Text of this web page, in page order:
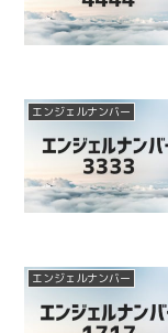
エンジェルナンバー
エンジェルナンバー